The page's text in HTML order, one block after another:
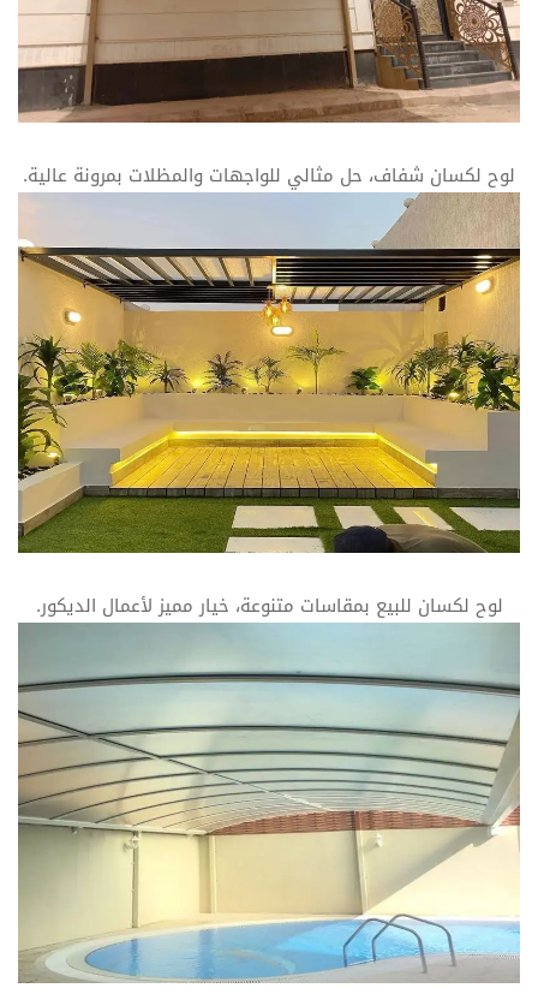
لوح لكسان شفاف، حل مثالي للواجهات والمظلات بمرونة عالية.
لوح لكسان للبيع بمقاسات متنوعة، خيار مميز لأعمال الديكور.